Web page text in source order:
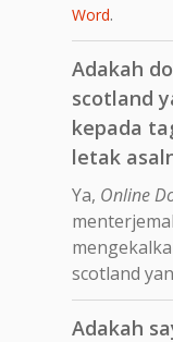
Word.
Adakah
scotland
kepada
letak
Ya, Online
scotland
Adakah